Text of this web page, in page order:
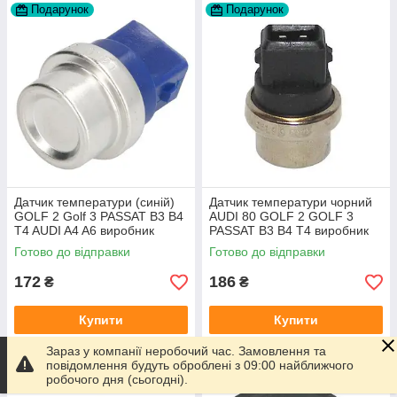
Подарунок
Датчик температури (синій)
GOLF 2 Golf 3 PASSAT B3 B4
T4 AUDI A4 A6 виробник
Topran Німеччина
Готово до відправки
172 ₴
Купити
Подарунок
Датчик температури чорний
AUDI 80 GOLF 2 GOLF 3
PASSAT B3 B4 T4 виробник
TOPRAN Німеччина
Готово до відправки
186 ₴
Купити
Подарунок Подарунок
Зараз у компанії неробочий час. Замовлення та
повідомлення будуть оброблені з 09:00 найближчого
робочого дня (сьогодні).